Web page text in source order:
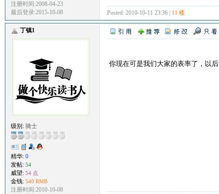
注册时间:2008-04-23
最后登录:2015-10-08
Posted: 2010-10-11 23:36 | 11 楼
丁镇1
级别: 骑士
精华: 0
发帖: 54
威望: 54 点
金钱: 540 RMB
注册时间:2010-10-08
你现在可是我们大家的表率了，以